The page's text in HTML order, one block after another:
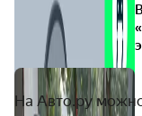
На Авто.ру